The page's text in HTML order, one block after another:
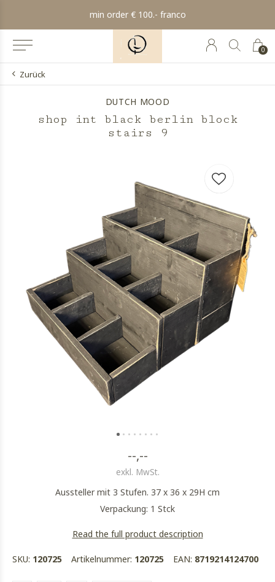
0
min order € 100.- franco
Zurück
DUTCH MOOD
shop int black berlin block
stairs 9
--,--
exkl. MwSt.
Aussteller mit 3 Stufen. 37 x 36 x 29H cm
Verpackung: 1 Stck
Read the full product description
SKU: 120725 Artikelnummer: 120725 EAN: 8719214124700